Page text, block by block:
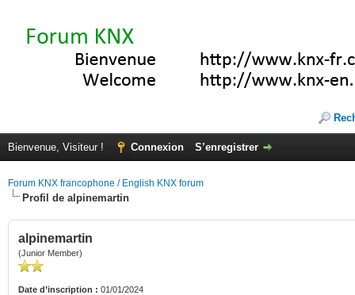
Bienvenue, Visiteur ! Connexion S’enregistrer
Forum KNX francophone / English KNX forum
Profil de alpinemartin
alpinemartin
(Junior Member)
Date d’inscription : 01/01/2024